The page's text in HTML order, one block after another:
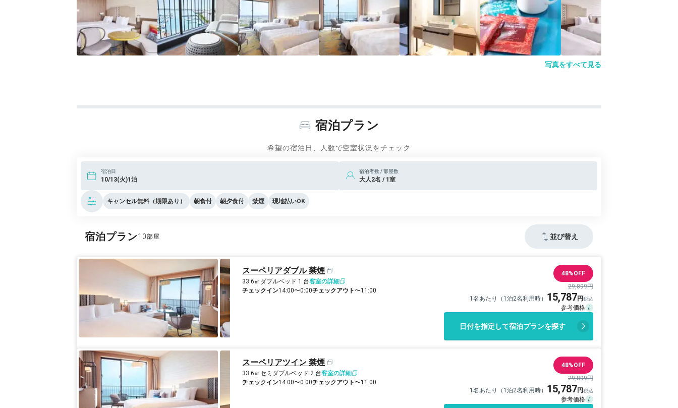
を怠りなく済ませておきましょう。ちなみに私は２００メートル程先のローソンまで
買いに行きました。
写真をすべて見る
宿泊プラン
希望の宿泊日、人数で空室状況をチェック
宿泊日
10/13(火)1泊
宿泊者数 / 部屋数
大人2名 / 1室
キャンセル無料（期限あり） 朝食付 朝夕食付 禁煙 現地払いOK
宿泊プラン10 並び替え
スーペリアダブル 禁煙
33.6㎡ ダブルベッド 1 台客室の詳細
チェックイン14:00〜0:00チェックアウト〜11:00
48%OFF
29,899円
1名あたり（1泊2名利用時） 15,787
日付を指定して宿泊プランを探す
スーペリアツイン 禁煙
33.6㎡セミダブルベッド 2 台客室の詳細
チェックイン14:00〜0:00チェックアウト〜11:00
48%OFF
29,899円
1名あたり（1泊2名利用時） 15,787